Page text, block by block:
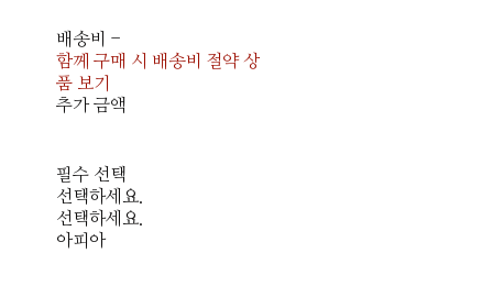
배송비 -
함께 구매 시 배송비 절약 상
품 보기
추가 금액
필수 선택
선택하세요.
선택하세요.
아피아